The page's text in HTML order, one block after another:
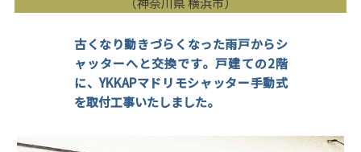
古くなり動きづらくなった雨戸からシ
ャッターへと交換です。戸建ての2階
に、YKKAPマドリモシャッター手動式
を取付工事いたしました。